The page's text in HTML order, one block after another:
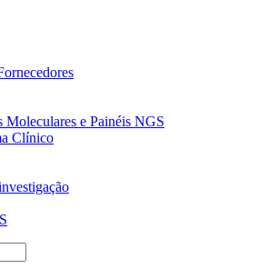
Moleculares e Painéis NGS
Clínico